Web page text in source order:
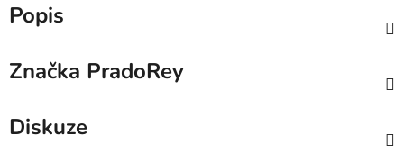
Popis
Značka PradoRey
Diskuze